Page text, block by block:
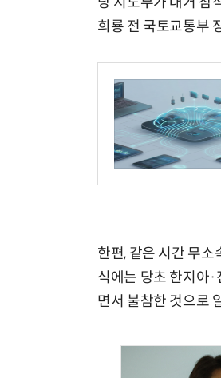
희룡 전 국토교통부
한편, 같은 시간 무
식에는 당초 한지아
면서 불참한 것으로